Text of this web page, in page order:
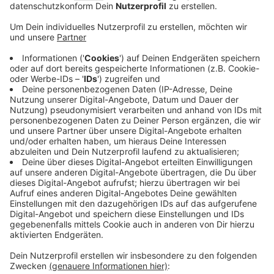
Veröffentlicht:Dienstag, 07.06.2022 11:58
Und die haben gleich mal die Bonner Polizei kritisiert.
Grund: die Protestaktion zum Auftakt des
Klimatreffens am WCCB war wegen des Feiertages
auf nach 11 Uhr verschoben worden. Diese
Entscheidung sei "inkompatibel mit dem [...]
Demonstrationsrecht" schrieben Fridays for Future in
einer Pressemitteilung. So habe man zu einer Uhrzeit
protestieren müssen, zu der man von den Delegierten
nicht mehr wahrgenommen werde. Für Freitag ist ab
17 Uhr eine Demonstration zum Abschluss der ersten
Woche geplant.
Anzeige